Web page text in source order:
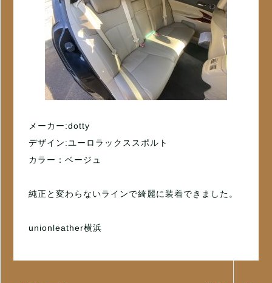
メーカー:dotty
デザイン:ユーロラックススポルト
カラー：ベージュ
純正と変わらないラインで綺麗に装着できました。
unionleather横浜